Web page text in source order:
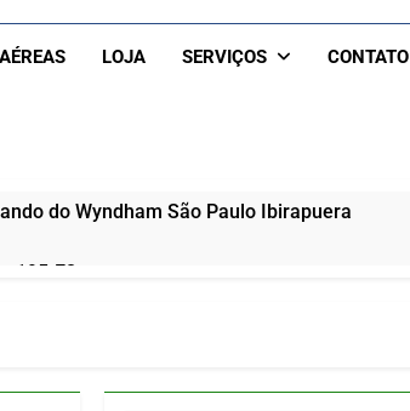
LOJA SERVIÇOS CONTATO
do Wyndham São Paulo Ibirapuera
195-E2
investimentos e fortalece infraestrutura